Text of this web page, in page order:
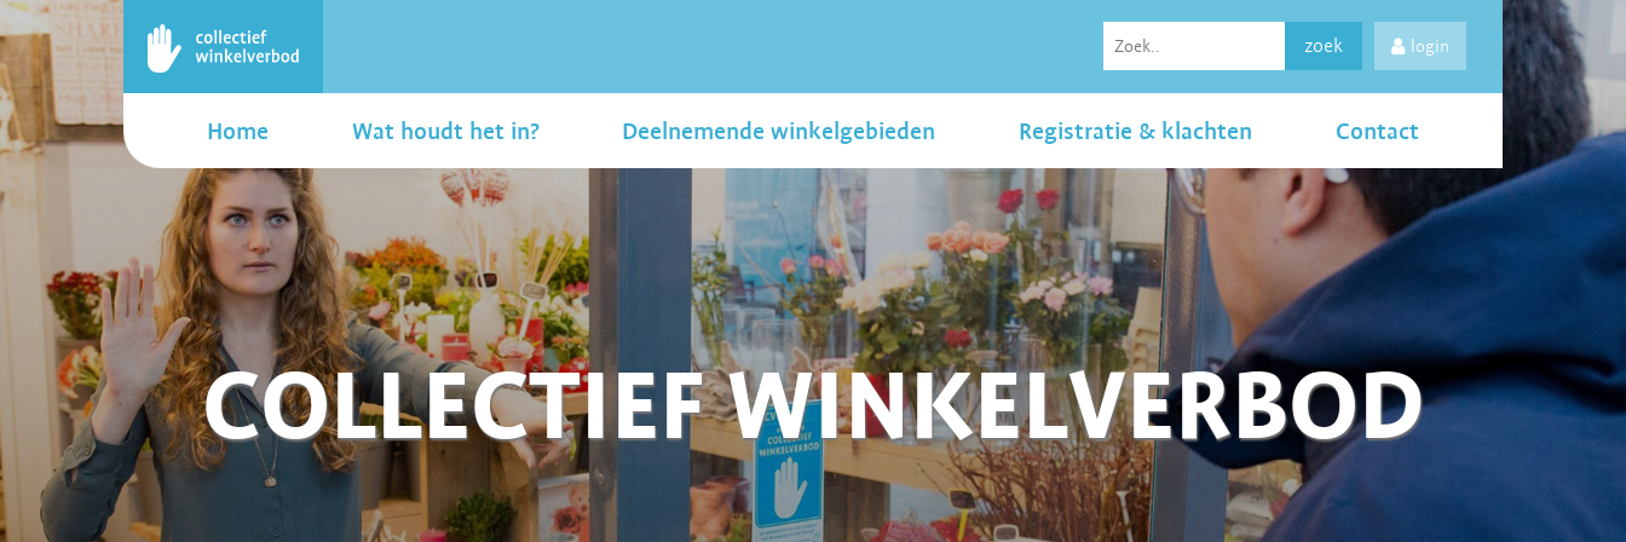
zoek login
Home Wat houdt het in? Deelnemende winkelgebieden Registratie & klachten Contact
COLLECTIEF WINKELVERBOD